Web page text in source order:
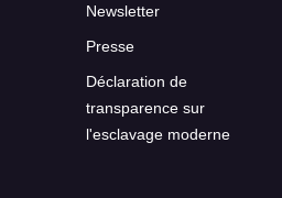
Newsletter
Presse
Déclaration de
transparence sur
l'esclavage moderne